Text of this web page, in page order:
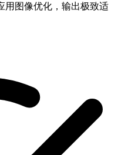
用图像优化，输出极致适